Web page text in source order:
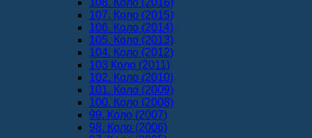
108. Коло (2016)
107. Коло (2015)
106. Коло (2014)
105. Коло (2013)
104. Коло (2012)
103 Коло (2011)
102. Коло (2010)
101. Коло (2009)
100. Коло (2008)
99. Коло (2007)
98. Коло (2006)